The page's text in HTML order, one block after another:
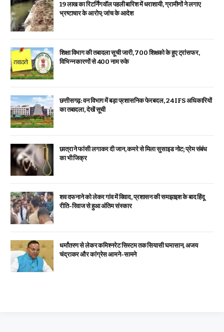
19 लाख का रिटर्निंग वॉल पहली बारिश में धराशायी, ग्रामीणों ने लगाए
भ्रष्टाचार के आरोप; जांच के आदेश
शिक्षा विभाग की तबादला सूची जारी, 700 शिक्षको के हुए ट्रांसफर,
विभिन्न कारणों से 400 नाम रुके
छत्तीसगढ़: वन विभाग में बड़ा प्रशासनिक फेरबदल, 24 IFS अधिकारियों
का तबादला, देखें सूची
छात्रा ने फांसी लगाकर दी जान, कमरे से मिला सुसाइड नोट; प्रेम संबंध
का भी जिक्र
शव दफनाने को लेकर गांव में विवाद, प्रशासन की समझाइश के बाद हिंदू
रीति-रिवाज से हुआ अंतिम संस्कार
धर्मांतरण से लेकर कमिश्नरेट सिस्टम तक सियासी घमासान, अजय
चंद्राकर और कांग्रेस आमने-सामने